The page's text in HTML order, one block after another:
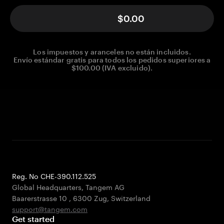
$0.00
Los impuestos y aranceles no están incluidos.
Envío estándar gratis para todos los pedidos superiores a
$100.00 (IVA excluido).
Reg. No CHE-390.112.525
Global Headquarters, Tangem AG
Baarerstrasse 10 , 6300 Zug, Switzerland
support@tangem.com
Get started